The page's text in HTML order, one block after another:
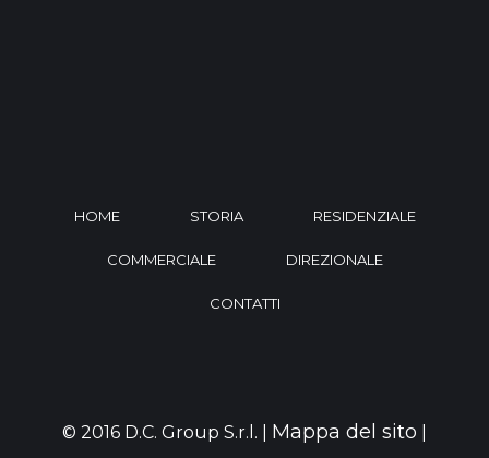
HOME STORIA RESIDENZIALE
COMMERCIALE DIREZIONALE
CONTATTI
© 2016 D.C. Group S.r.l. | Mappa del sito